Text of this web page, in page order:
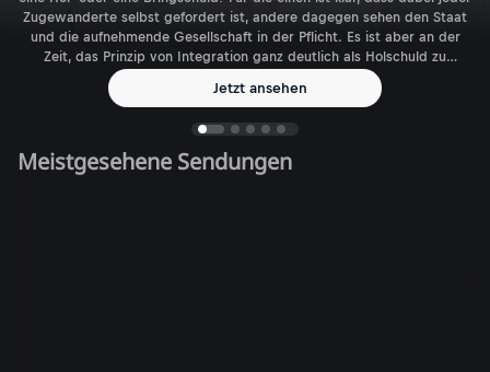
Zugewanderte selbst gefordert ist, andere dagegen sehen den Staat
und die aufnehmende Gesellschaft in der Pflicht. Es ist aber an der
Zeit, das Prinzip von Integration ganz deutlich als Holschuld zu
Jetzt ansehen
Meistgesehene Sendungen